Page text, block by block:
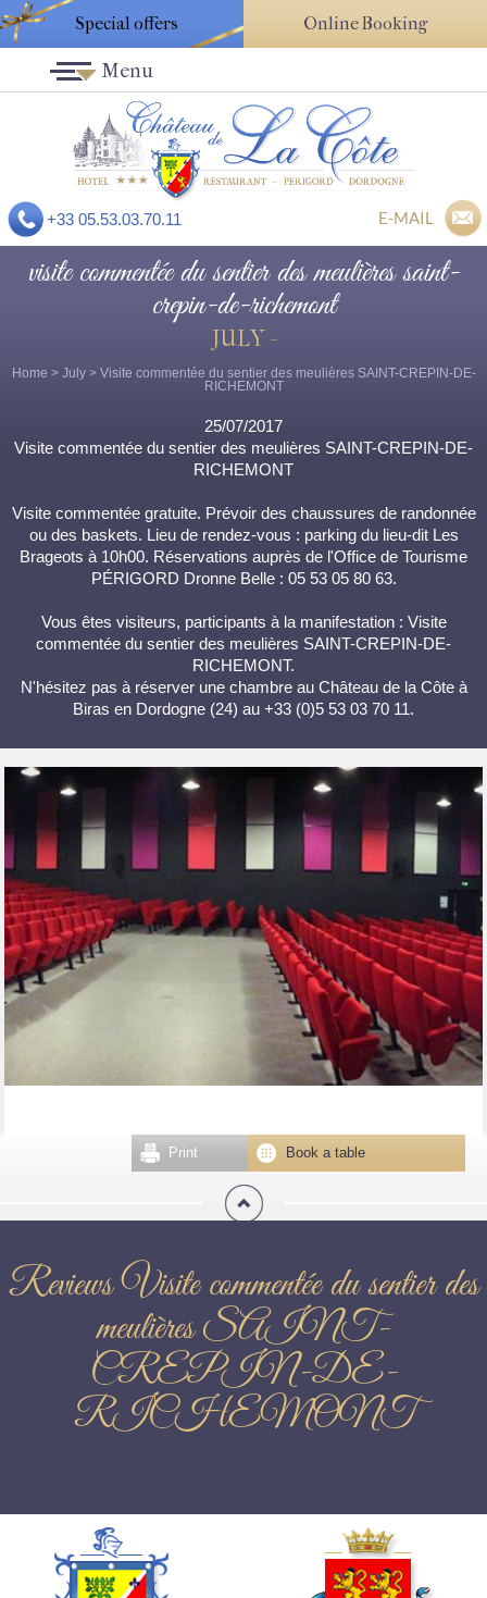
Special offers Online Booking
+33 05.53.03.70.11 E-MAIL
Menu
visite commentée du sentier des meulières saint-
crepin-de-richemont
JULY -
Home > July> Visite commentée du sentier des meulières SAINT-CREPIN-DE-
RICHEMONT
25/07/2017
Visite commentée du sentier des meulières SAINT-CREPIN-DE-
RICHEMONT
Visite commentée gratuite. Prévoir des chaussures de randonnée
ou des baskets. Lieu de rendez-vous : parking du lieu-dit Les
Brageots à 10h00. Réservations auprès de l'Office de Tourisme
PÉRIGORD Dronne Belle : 05 53 05 80 63.
Vous êtes visiteurs, participants à la manifestation : Visite
commentée du sentier des meulières SAINT-CREPIN-DE-
RICHEMONT.
N'hésitez pas à réserver une chambre au Château de la Côte à
Biras en Dordogne (24) au +33 (0)5 53 03 70 11.
Book a table
Print
Reviews Visite commentée du sentier des
meulières SAINT-
CREPIN-DE-
RICHEMONT